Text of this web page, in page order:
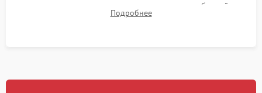
корректности слива, отсутствия излишних вибраций,
посторонних стуков и протечек под корпусом.
Подробнее